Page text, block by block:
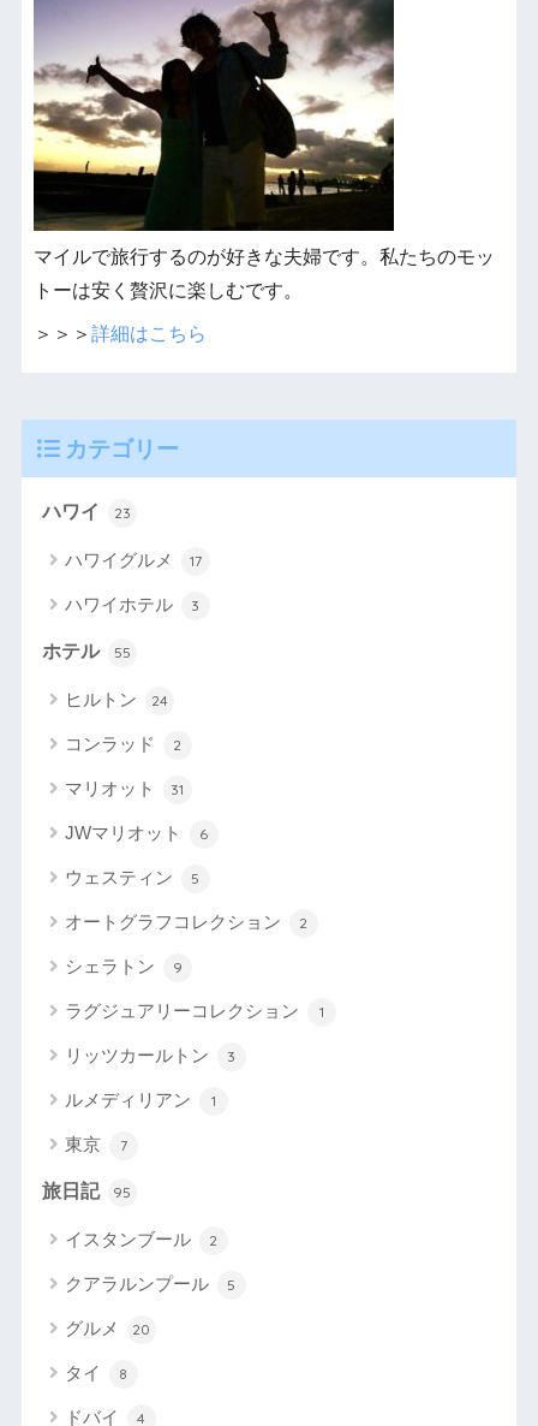
マイルで旅行するのが好きな夫婦です。私たちのモッ
トーは安く贅沢に楽しむです。
＞＞＞ 詳細はこちら
カテゴリー
ハワイ 23
ハワイグルメ 17
ハワイホテル 3
ホテル 55
ヒルトン 24
コンラッド 2
マリオット 31
JWマリオット 6
ウェスティン 5
オートグラフコレクション 2
シェラトン 9
ラグジュアリーコレクション 1
リッツカールトン 3
ルメディリアン 1
東京 7
旅日記 95
イスタンブール 2
クアラルンプール 5
グルメ 20
タイ 8
ドバイ 4